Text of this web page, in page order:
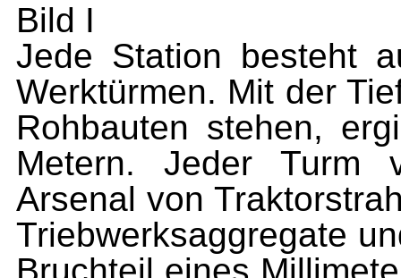
Bild I
Jede Station besteht
Werktürmen. Mit der
Rohbauten stehen,
Metern. Jeder Turm
Arsenal von
Triebwerksaggregate